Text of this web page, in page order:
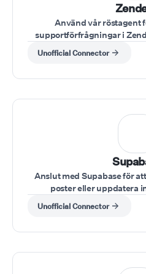
Använd vår röstagent
supportförfrågningar i
uppdatera fall direkt
Unofficial Connector
Anslut med Supabase för
poster eller uppdatera
Unofficial Connector